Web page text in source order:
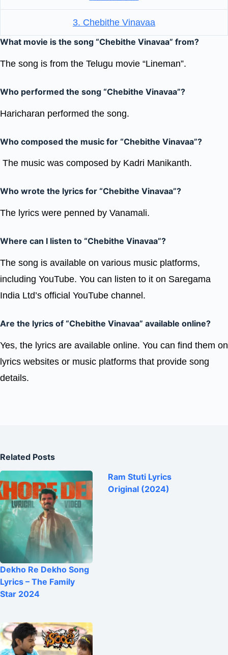
3. Chebithe Vinavaa
What movie is the song “Chebithe Vinavaa” from?
The song is from the Telugu movie “Lineman”.
Who performed the song “Chebithe Vinavaa”?
Haricharan performed the song.
Who composed the music for “Chebithe Vinavaa”?
The music was composed by Kadri Manikanth.
Who wrote the lyrics for “Chebithe Vinavaa”?
The lyrics were penned by Vanamali.
Where can I listen to “Chebithe Vinavaa”?
The song is available on various music platforms,
including YouTube. You can listen to it on Saregama
India Ltd’s official YouTube channel.
Are the lyrics of “Chebithe Vinavaa” available online?
Yes, the lyrics are available online. You can find them on
lyrics websites or music platforms that provide song
details.
Related Posts
Dekho Re Dekho Song
Lyrics – The Family
Star 2024
Ram Stuti Lyrics
Original (2024)